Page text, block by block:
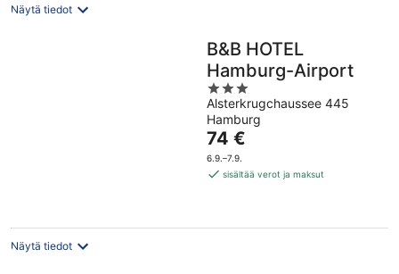
Näytä tiedot
B&B HOTEL
Hamburg-Airport
3
out
of
5
Alsterkrugchaussee 445
Hamburg
Hinta
on
74 €
74 €
6.9.–7.9.
sisältää verot ja maksut
Näytä tiedot